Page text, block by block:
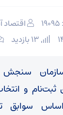
اقتصاد
سنجش
ثبت‌نام و
سوابق